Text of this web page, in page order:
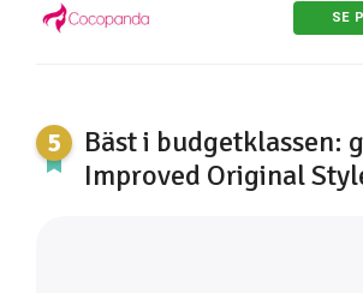
SE
Bäst i budgetklassen:
Improved Original